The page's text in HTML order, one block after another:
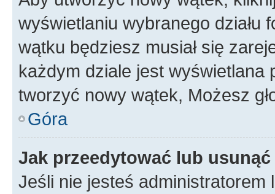
wyświetlaniu wybranego działu
wątku będziesz musiał się
każdym dziale jest wyświetlana
tworzyć nowy wątek, Możesz
Góra
Jak przeedytować lub
Jeśli nie jesteś